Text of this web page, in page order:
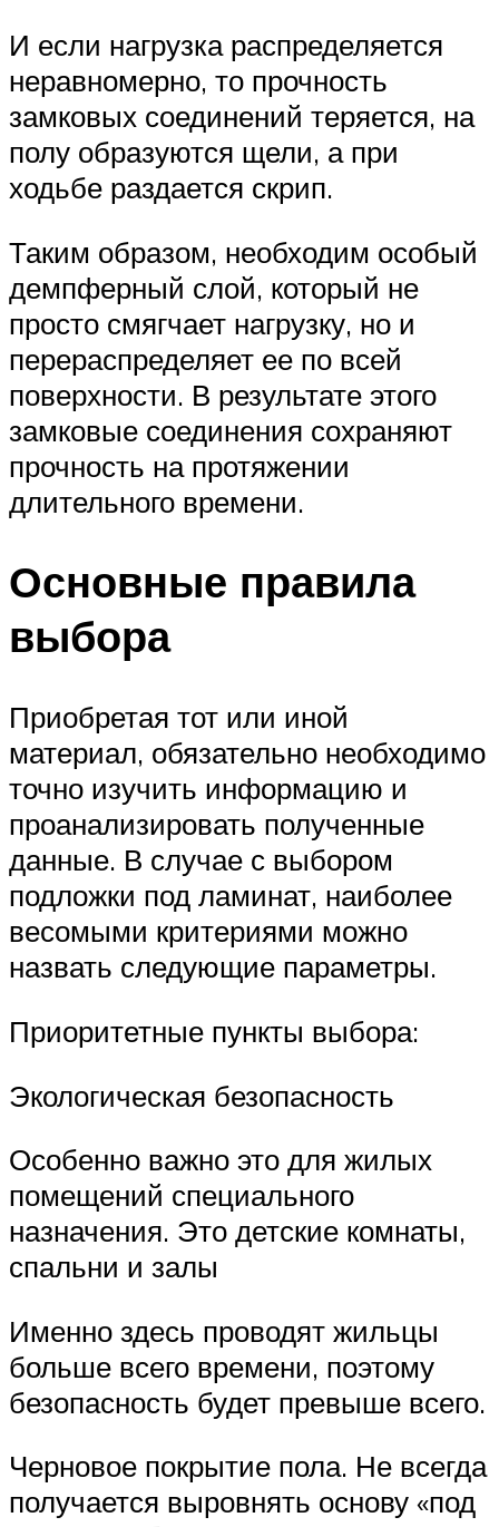
И если нагрузка распределяется
неравномерно, то прочность
замковых соединений теряется, на
полу образуются щели, а при
ходьбе раздается скрип.
Таким образом, необходим особый
демпферный слой, который не
просто смягчает нагрузку, но и
перераспределяет ее по всей
поверхности. В результате этого
замковые соединения сохраняют
прочность на протяжении
длительного времени.
Основные правила
выбора
Приобретая тот или иной
материал, обязательно необходимо
точно изучить информацию и
проанализировать полученные
данные. В случае с выбором
подложки под ламинат, наиболее
весомыми критериями можно
назвать следующие параметры.
Приоритетные пункты выбора:
Экологическая безопасность
Особенно важно это для жилых
помещений специального
назначения. Это детские комнаты,
спальни и залы
Именно здесь проводят жильцы
больше всего времени, поэтому
безопасность будет превыше всего.
Черновое покрытие пола. Не всегда
получается выровнять основу «под